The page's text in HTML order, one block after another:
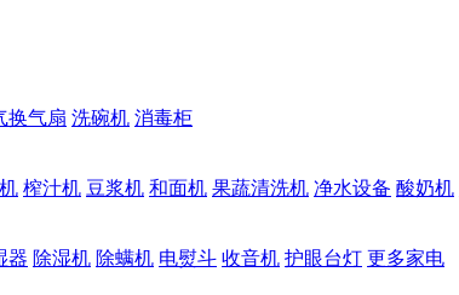
换气扇 洗碗机 消毒柜
榨汁机 豆浆机 和面机 果蔬清洗机 净水设备 酸奶机
器 除湿机 除螨机 电熨斗 收音机 护眼台灯 更多家电